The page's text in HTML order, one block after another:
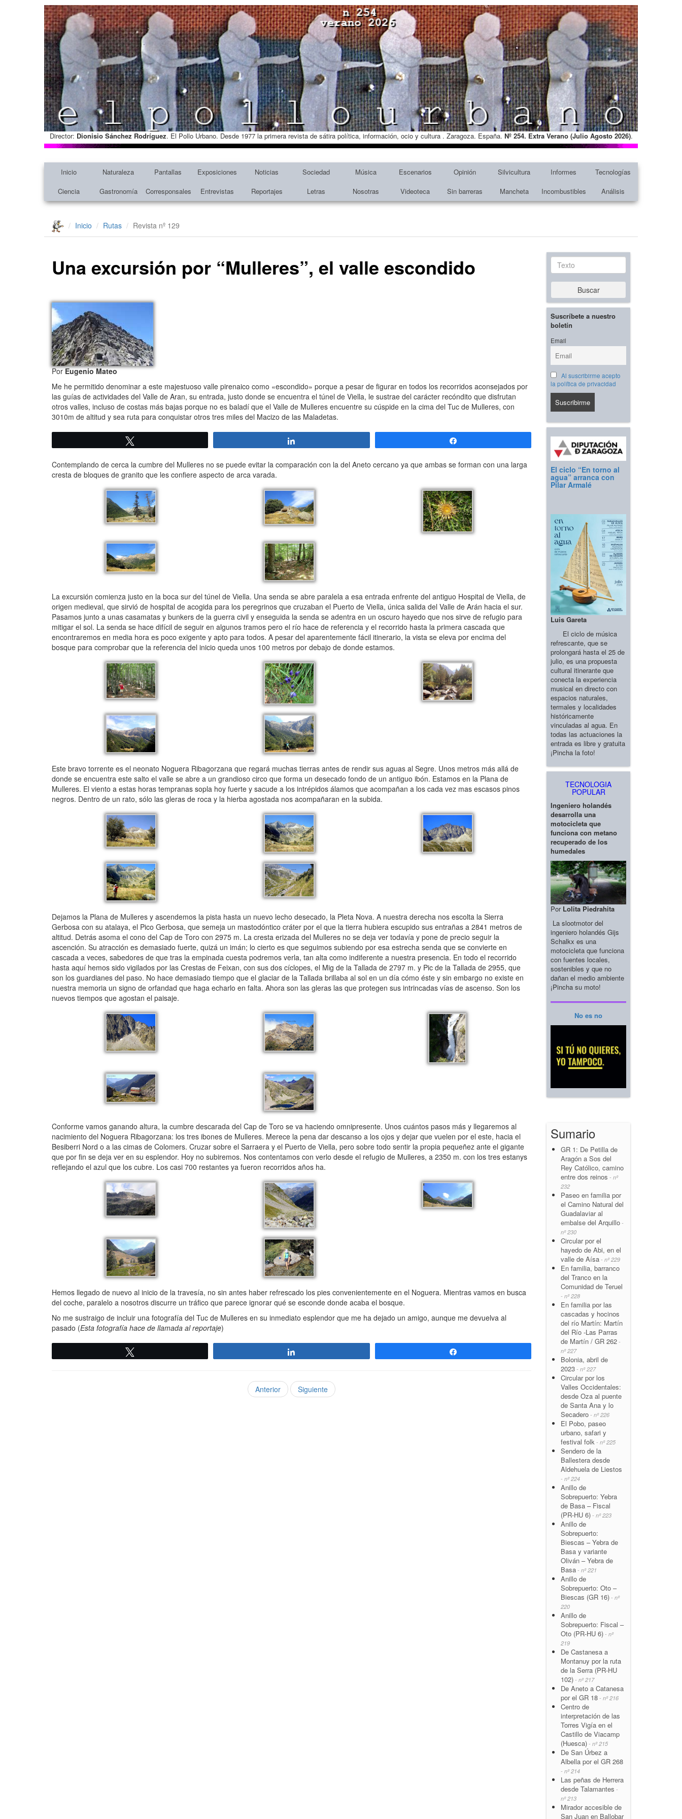
Director: Dionisio Sánchez Rodríguez. El Pollo Urbano. Desde 1977 la primera revista de sátira política, información, ocio y cultura . Zaragoza. España. Nº 254. Extra Verano (Julio Agosto 2026).
Inicio Naturaleza Pantallas Exposiciones Noticias Sociedad Música Escenarios Opinión Silvicultura Informes
Tecnologías
Ciencia
Gastronomía Corresponsales Entrevistas Reportajes Letras Nosotras Videoteca Sin barreras Mancheta Incombustibles Análisis
Inicio Rutas Revista nº 129
Una excursión por “Mulleres”, el valle escondido
PorEugenio Mateo
Me he permitido denominar a este majestuoso valle pirenaico como «escondido» porque a pesar de figurar en todos los recorridos aconsejados por
las guías de actividades del Valle de Aran, su entrada, justo donde se encuentra el túnel de Viella, le sustrae del carácter recóndito que disfrutan
otros valles, incluso de costas más bajas porque no es baladí que el Valle de Mulleres encuentre su cúspide en la cima del Tuc de Mulleres, con
3010m de altitud y sea ruta para conquistar otros tres miles del Macizo de las Maladetas.
Contemplando de cerca la cumbre del Mulleres no se puede evitar la comparación con la del Aneto cercano ya que ambas se forman con una larga
cresta de bloques de granito que les confiere aspecto de arca varada.
La excursión comienza justo en la boca sur del túnel de Viella. Una senda se abre paralela a esa entrada enfrente del antiguo Hospital de Viella, de
origen medieval, que sirvió de hospital de acogida para los peregrinos que cruzaban el Puerto de Viella, única salida del Valle de Arán hacia el sur.
Pasamos junto a unas casamatas y bunkers de la guerra civil y enseguida la senda se adentra en un oscuro hayedo que nos sirve de refugio para
mitigar el sol. La senda se hace difícil de seguir en algunos tramos pero el río hace de referencia y el recorrido hasta la primera cascada que
encontraremos en media hora es poco exigente y apto para todos. A pesar del aparentemente fácil itinerario, la vista se eleva por encima del
bosque para comprobar que la referencia del inicio queda unos 100 metros por debajo de donde estamos.
Este bravo torrente es el neonato Noguera Ribagorzana que regará muchas tierras antes de rendir sus aguas al Segre. Unos metros más allá de
donde se encuentra este salto el valle se abre a un grandioso circo que forma un desecado fondo de un antiguo ibón. Estamos en la Plana de
Mulleres. El viento a estas horas tempranas sopla hoy fuerte y sacude a los intrépidos álamos que acompañan a los cada vez mas escasos pinos
negros. Dentro de un rato, sólo las gleras de roca y la hierba agostada nos acompañaran en la subida.
Dejamos la Plana de Mulleres y ascendemos la pista hasta un nuevo lecho desecado, la Pleta Nova. A nuestra derecha nos escolta la Sierra
Gerbosa con su atalaya, el Pico Gerbosa, que semeja un mastodóntico cráter por el que la tierra hubiera escupido sus entrañas a 2841 metros de
altitud. Detrás asoma el cono del Cap de Toro con 2975 m. La cresta erizada del Mulleres no se deja ver todavía y pone de precio seguir la
ascención. Su atracción es demasiado fuerte, quizá un imán; lo cierto es que seguimos subiendo por esa estrecha senda que se convierte en
cascada a veces, sabedores de que tras la empinada cuesta podremos verla, tan alta como indiferente a nuestra presencia. En todo el recorrido
hasta aquí hemos sido vigilados por las Crestas de Feixan, con sus dos cíclopes, el Mig de la Tallada de 2797 m. y Pic de la Tallada de 2955, que
son los guardianes del paso. No hace demasiado tiempo que el glaciar de la Tallada brillaba al sol en un día cómo éste y sin embargo no existe en
nuestra memoria un signo de orfandad que haga echarlo en falta. Ahora son las gleras las que protegen sus intrincadas vías de ascenso. Son los
nuevos tiempos que agostan el paisaje.
Conforme vamos ganando altura, la cumbre descarada del Cap de Toro se va haciendo omnipresente. Unos cuántos pasos más y llegaremos al
nacimiento del Noguera Ribagorzana: los tres ibones de Mulleres. Merece la pena dar descanso a los ojos y dejar que vuelen por el este, hacia el
Besiberri Nord o a las cimas de Colomers. Cruzar sobre el Sarraera y el Puerto de Viella, pero sobre todo sentir la propia pequeñez ante el gigante
que por fin se deja ver en su esplendor. Hoy no subiremos. Nos contentamos con verlo desde el refugio de Mulleres, a 2350 m. con los tres estanys
reflejando el azul que los cubre. Los casi 700 restantes ya fueron recorridos años ha.
Hemos llegado de nuevo al inicio de la travesía, no sin antes haber refrescado los pies convenientemente en el Noguera. Mientras vamos en busca
del coche, paralelo a nosotros discurre un tráfico que parece ignorar qué se esconde donde acaba el bosque.
No me sustraigo de incluir una fotografía del Tuc de Mulleres en su inmediato esplendor que me ha dejado un amigo, aunque me devuelva al
pasado (Esta fotografía hace de llamada al reportaje)
Anterior Siguiente
Texto
Buscar
Suscríbete a nuestro
boletín
Email
Al suscribirme acepto
la política de privacidad
El ciclo “En torno al
agua” arranca con
Pilar Armalé
Luis Gareta
El ciclo de música
refrescante, que se
prolongará hasta el 25 de
julio, es una propuesta
cultural itinerante que
conecta la experiencia
musical en directo con
espacios naturales,
termales y localidades
históricamente
vinculadas al agua. En
todas las actuaciones la
entrada es libre y gratuita
¡Pincha la foto!
TECNOLOGIA
POPULAR
Ingeniero holandés
desarrolla una
motocicleta que
funciona con metano
recuperado de los
humedales
Por Lolita Piedrahita
La slootmotor del
ingeniero holandés Gijs
Schalkx es una
motocicleta que funciona
con fuentes locales,
sostenibles y que no
dañan el medio ambiente
¡Pincha su moto!
No es no
Sumario
GR 1: De Petilla de
Aragón a Sos del
Rey Católico, camino
entre dos reinos - nº
232
Paseo en familia por
el Camino Natural del
Guadalaviar al
embalse del Arquillo -
nº 230
Circular por el
hayedo de Abi, en el
valle de Aísa - nº 229
En familia, barranco
del Tranco en la
Comunidad de Teruel
- nº 228
En familia por las
cascadas y hocinos
del río Martín: Martín
del Río -Las Parras
de Martín / GR 262 -
nº 227
Bolonia, abril de
2023 - nº 227
Circular por los
Valles Occidentales:
desde Oza al puente
de Santa Ana y lo
Secadero - nº 226
El Pobo, paseo
urbano, safari y
festival folk - nº 225
Sendero de la
Ballestera desde
Aldehuela de Liestos
- nº 224
Anillo de
Sobrepuerto: Yebra
de Basa – Fiscal
(PR-HU 6) - nº 223
Anillo de
Sobrepuerto:
Biescas – Yebra de
Basa y variante
Oliván – Yebra de
Basa - nº 221
Anillo de
Sobrepuerto: Oto –
Biescas (GR 16) - nº
220
Anillo de
Sobrepuerto: Fiscal –
Oto (PR-HU 6) - nº
219
De Castanesa a
Montanuy por la ruta
de la Serra (PR-HU
102) - nº 217
De Aneto a Catanesa
por el GR 18 - nº 216
Centro de
interpretación de las
Torres Vigía en el
Castillo de Viacamp
(Huesca) - nº 215
De San Úrbez a
Albella por el GR 268
- nº 214
Las peñas de Herrera
desde Talamantes -
nº 213
Mirador accesible de
San Juan en Ballobar